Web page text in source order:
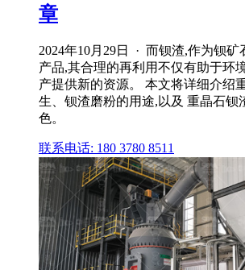
章
2024年10月29日 · 而钡渣,作为钡矿
产品,其合理的再利用不仅有助于环
产提供新的资源。 本文将详细介绍
生、钡渣磨粉的用途,以及 重晶石钡
色。
联系电话: 180 3780 8511